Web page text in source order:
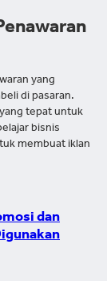
yang
di pasaran.
tepat untuk
bisnis
membuat iklan
dan